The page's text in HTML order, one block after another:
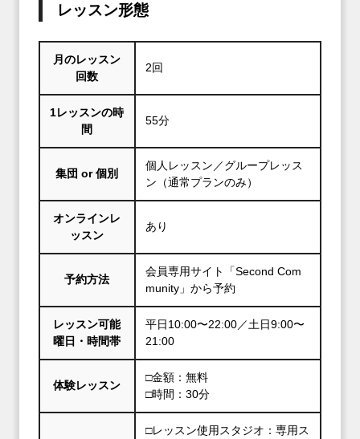
レッスン形態
月のレッスン
回数
2回
1レッスンの時
間
55分
集団 or 個別
個人レッスン／グループレッス
ン（通常プランのみ）
オンラインレ
ッスン
あり
予約方法
会員専用サイト「Second Com
munity」から予約
レッスン可能
曜日・時間帯
平日10:00〜22:00／土日9:00〜
21:00
体験レッスン
□金額：無料
□時間：30分
□レッスン使用スタジオ：専用ス